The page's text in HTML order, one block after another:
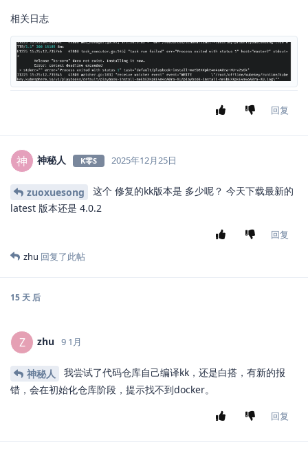
相关日志
回复
神 神秘人 K零S 2025年12月25日
zuoxuesong
这个 修复的kk版本是 多少呢？ 今天下载最新的
latest 版本还是 4.0.2
回复
zhu 回复了此帖
15 天 后
Z zhu 9 1月
神秘人
我尝试了代码仓库自己编译kk，还是白搭，有新的报
错，会在初始化仓库阶段，提示找不到docker。
回复